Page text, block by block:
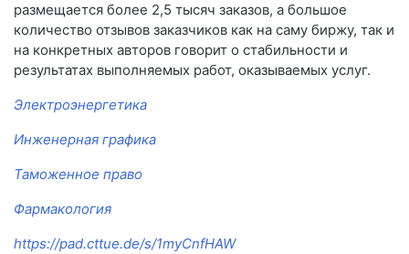
размещается более 2,5 тысяч заказов, а большое
количество отзывов заказчиков как на саму биржу, так и
на конкретных авторов говорит о стабильности и
результатах выполняемых работ, оказываемых услуг.
Электроэнергетика
Инженерная графика
Таможенное право
Фармакология
https://pad.cttue.de/s/1myCnfHAW